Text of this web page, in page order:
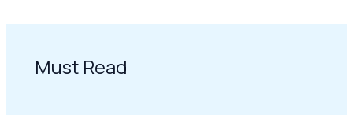
Must Read